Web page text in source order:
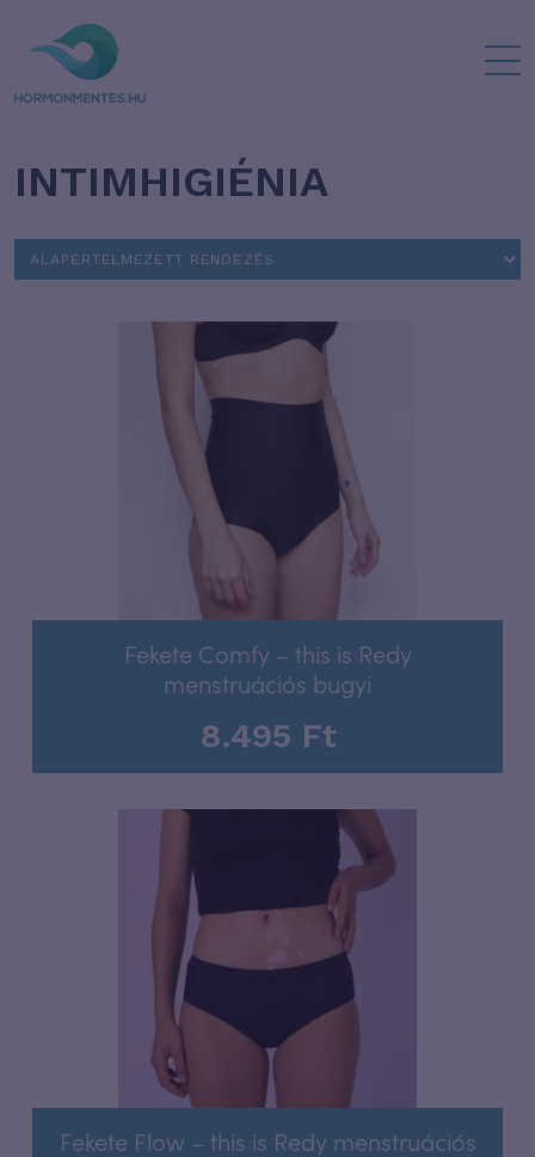
INTIMHIGIÉNIA
Fekete Comfy – this is Redy
menstruációs bugyi
8.495 Ft
Fekete Flow – this is Redy menstruációs